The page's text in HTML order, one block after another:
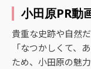
小田原PR動
貴重な史跡や自然
「なつかしくて、
ため、小田原の魅